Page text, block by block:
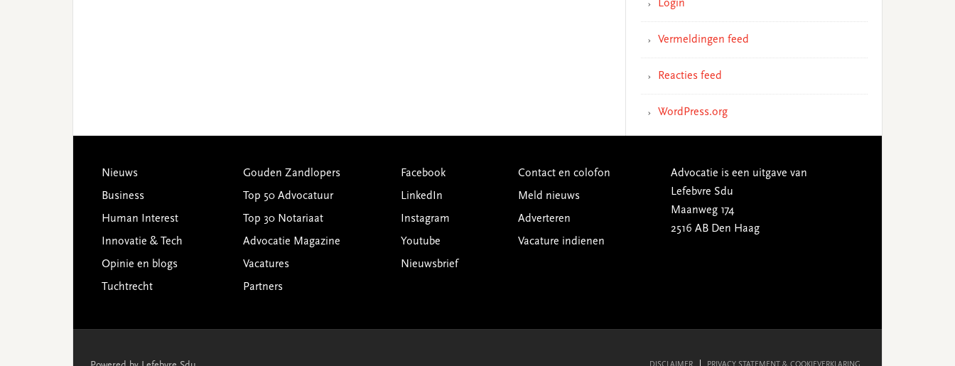
Login
Vermeldingen feed
Reacties feed
WordPress.org
Footer
Nieuws
Business
Human Interest
Innovatie & Tech
Opinie en blogs
Tuchtrecht
Gouden Zandlopers
Top 50 Advocatuur
Top 30 Notariaat
Advocatie Magazine
Vacatures
Partners
Facebook
LinkedIn
Instagram
Youtube
Nieuwsbrief
Contact en colofon
Meld nieuws
Adverteren
Vacature indienen
Advocatie is een uitgave van
Lefebvre Sdu
Maanweg 174
2516 AB Den Haag